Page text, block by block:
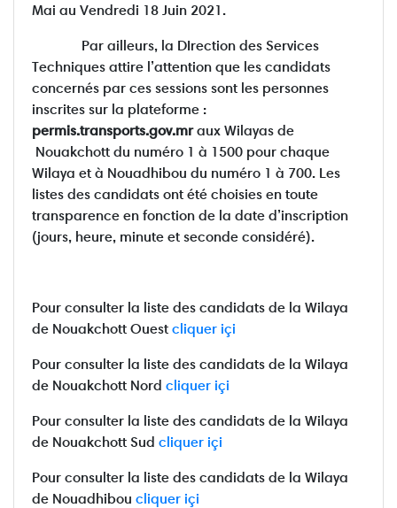
Mai au Vendredi 18 Juin 2021.
Par ailleurs, la DIrection des Services
Techniques attire l’attention que les candidats
concernés par ces sessions sont les personnes
inscrites sur la plateforme :
permis.transports.gov.mraux Wilayas de
Nouakchott du numéro 1 à 1500 pour chaque
Wilaya et à Nouadhibou du numéro 1 à 700. Les
listes des candidats ont été choisies en toute
transparence en fonction de la date d’inscription
(jours, heure, minute et seconde considéré).
Pour consulter la liste des candidats de la Wilaya
de Nouakchott Ouest cliquer içi
Pour consulter la liste des candidats de la Wilaya
de Nouakchott Nord cliquer içi
Pour consulter la liste des candidats de la Wilaya
de Nouakchott Sud cliquer içi
Pour consulter la liste des candidats de la Wilaya
de Nouadhibou cliquer içi